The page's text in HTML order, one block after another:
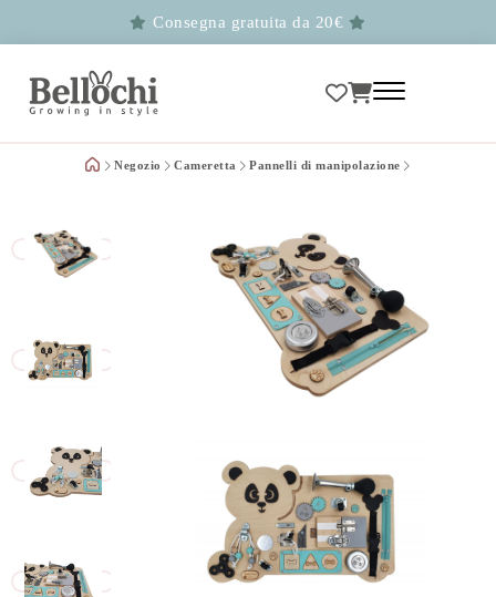
Consegna gratuita da 20€
Negozio Cameretta Pannelli di manipolazione